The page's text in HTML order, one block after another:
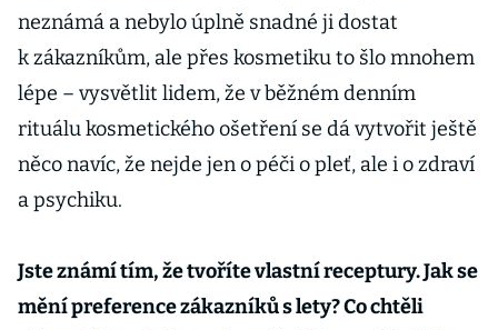
neznámá a nebylo úplně snadné ji dostat
k zákazníkům, ale přes kosmetiku to šlo mnohem
lépe – vysvětlit lidem, že v běžném denním
rituálu kosmetického ošetření se dá vytvořit ještě
něco navíc, že nejde jen o péči o pleť, ale i o zdraví
a psychiku.
Jste známí tím, že tvoříte vlastní receptury. Jak se
mění preference zákazníků s lety? Co chtěli